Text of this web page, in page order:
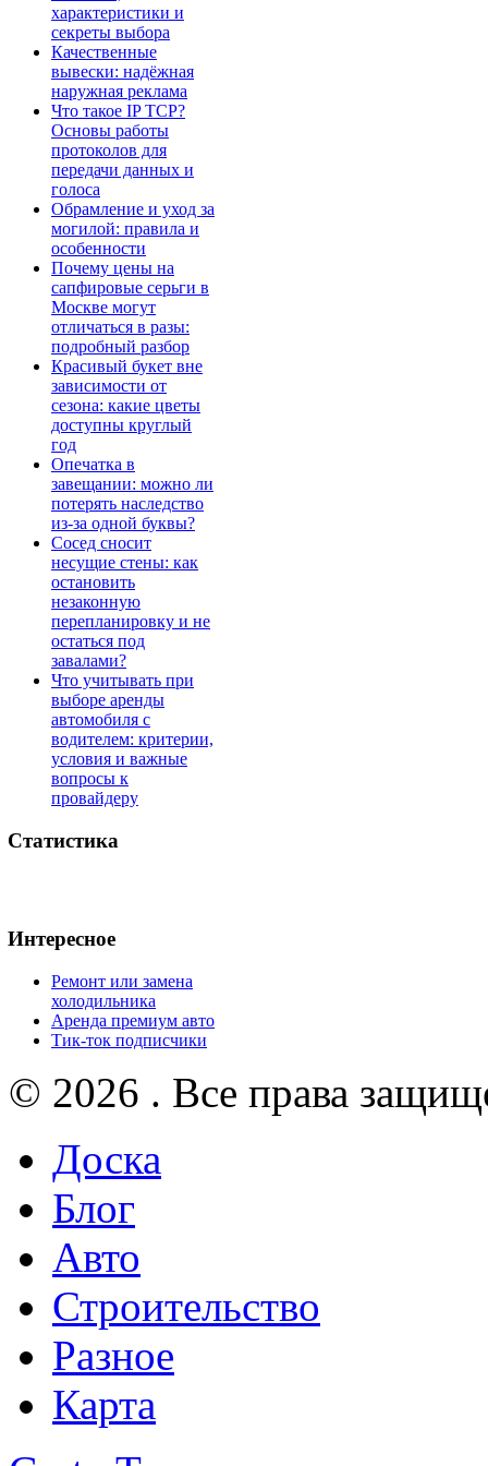
характеристики и
секреты выбора
Качественные
вывески: надёжная
наружная реклама
Что такое IP TCP?
Основы работы
протоколов для
передачи данных и
голоса
Обрамление и уход за
могилой: правила и
особенности
Почему цены на
сапфировые серьги в
Москве могут
отличаться в разы:
подробный разбор
Красивый букет вне
зависимости от
сезона: какие цветы
доступны круглый
год
Опечатка в
завещании: можно ли
потерять наследство
из-за одной буквы?
Сосед сносит
несущие стены: как
остановить
незаконную
перепланировку и не
остаться под
завалами?
Что учитывать при
выборе аренды
автомобиля с
водителем: критерии,
условия и важные
вопросы к
провайдеру
Статистика
Интересное
Ремонт или замена
холодильника
Аренда премиум авто
Тик-ток подписчики
© 2026 . Все права
Доска
Блог
Авто
Строительство
Разное
Карта